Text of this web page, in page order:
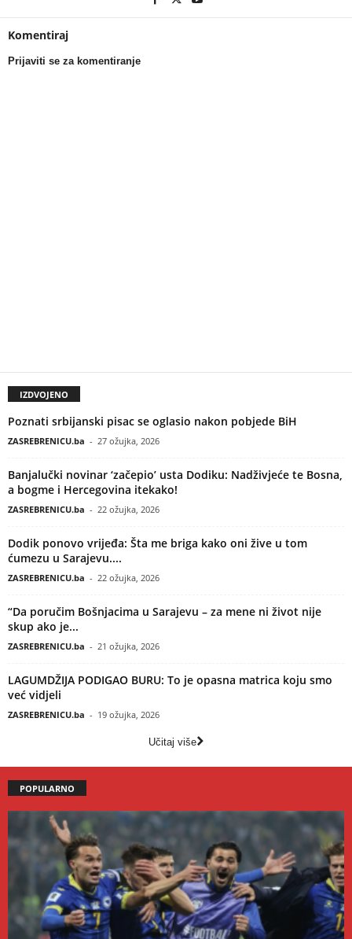
Komentiraj
Prijaviti se za komentiranje
IZDVOJENO
Poznati srbijanski pisac se oglasio nakon pobjede BiH
ZASREBRENICU.ba - 27 ožujka, 2026
Banjalučki novinar ‘začepio’ usta Dodiku: Nadživjeće te Bosna,
a bogme i Hercegovina itekako!
ZASREBRENICU.ba - 22 ožujka, 2026
Dodik ponovo vrijeđa: Šta me briga kako oni žive u tom
ćumezu u Sarajevu....
ZASREBRENICU.ba - 22 ožujka, 2026
“Da poručim Bošnjacima u Sarajevu – za mene ni život nije
skup ako je...
ZASREBRENICU.ba - 21 ožujka, 2026
LAGUMDŽIJA PODIGAO BURU: To je opasna matrica koju smo
već vidjeli
ZASREBRENICU.ba - 19 ožujka, 2026
Učitaj više
POPULARNO